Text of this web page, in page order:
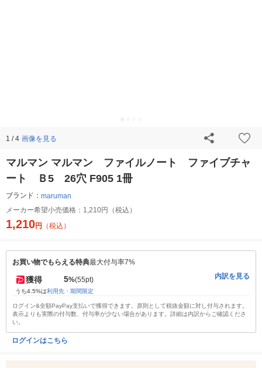
1 / 4 画像を見る
マルマン マルマン ファイルノート ファイブチャ
ート Ｂ5 26穴 F905 1冊
ブランド： maruman
メーカー希望小売価格： 1,210円（税込）
1,210円 （税込）
お買い物でもらえる特典最大付与率7%
獲得 5%(55pt)
うち4.5%は利用先・期間限定
内訳を見る
ログイン&全額PayPay支払いで獲得できます。原則として税抜金額に対し付与されます。
表示よりも実際の付与数、付与率が少ない場合があります。詳細は内訳からご確認くださ
い。
ログインはこちら